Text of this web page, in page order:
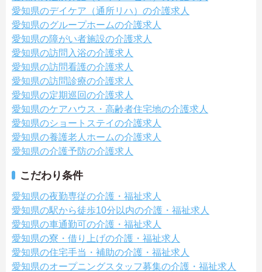
愛知県のデイケア（通所リハ）の介護求人
愛知県のグループホームの介護求人
愛知県の障がい者施設の介護求人
愛知県の訪問入浴の介護求人
愛知県の訪問看護の介護求人
愛知県の訪問診療の介護求人
愛知県の定期巡回の介護求人
愛知県のケアハウス・高齢者住宅地の介護求人
愛知県のショートステイの介護求人
愛知県の養護老人ホームの介護求人
愛知県の介護予防の介護求人
こだわり条件
愛知県の夜勤専従の介護・福祉求人
愛知県の駅から徒歩10分以内の介護・福祉求人
愛知県の車通勤可の介護・福祉求人
愛知県の寮・借り上げの介護・福祉求人
愛知県の住宅手当・補助の介護・福祉求人
愛知県のオープニングスタッフ募集の介護・福祉求人